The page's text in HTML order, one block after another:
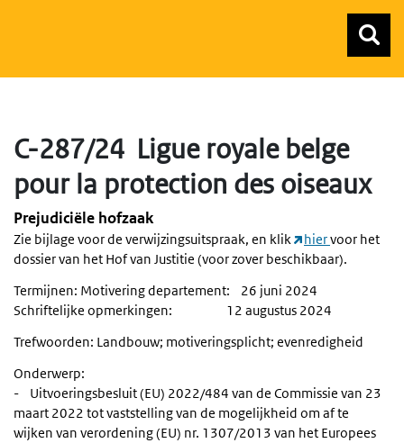
C-287/24 Ligue royale belge
pour la protection des oiseaux
Prejudiciële hofzaak
Zie bijlage voor de verwijzingsuitspraak, en klik hiervoor het
dossier van het Hof van Justitie (voor zover beschikbaar).
Termijnen: Motivering departement: 26 juni 2024
Schriftelijke opmerkingen: 12 augustus 2024
Trefwoorden: Landbouw; motiveringsplicht; evenredigheid
Onderwerp:
- Uitvoeringsbesluit (EU) 2022/484 van de Commissie van 23
maart 2022 tot vaststelling van de mogelijkheid om af te
wijken van verordening (EU) nr. 1307/2013 van het Europees